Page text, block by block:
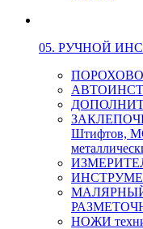
05. РУЧНОЙ
Штифтов,
НОЖИ